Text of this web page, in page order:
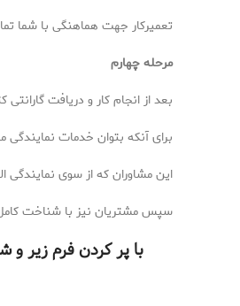
تعمیرکار جهت هماهنگی با شما
مرحله چهارم
بعد از انجام کار و دریافت
برای آنکه بتوان خدمات نمایندگی
این مشاوران که از سوی نمایندگی
سپس مشتریان نیز با شناخت کامل
با پر کردن فرم زیر